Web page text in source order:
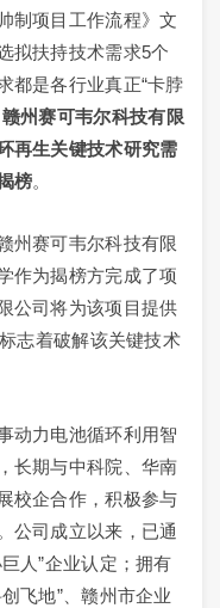
制项目工作流程》文
拟扶持技术需求5个
都是各行业真正“卡脖
赣州赛可韦尔科技有限
再生关键技术研究需
榜。
州赛可韦尔科技有限
作为揭榜方完成了项
公司将为该项目提供
志着破解该关键技术
动力电池循环利用智
长期与中科院、华南
校企合作，积极参与
公司成立以来，已通
人”企业认定；拥有
飞地”、赣州市企业